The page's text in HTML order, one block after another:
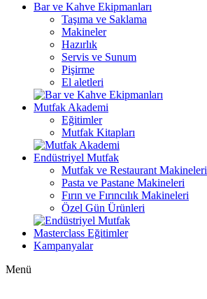
Bar ve Kahve Ekipmanları
Taşıma ve Saklama
Makineler
Hazırlık
Servis ve Sunum
Pişirme
El aletleri
Mutfak Akademi
Eğitimler
Mutfak Kitapları
Endüstriyel Mutfak
Mutfak ve Restaurant Makineleri
Pasta ve Pastane Makineleri
Fırın ve Fırıncılık Makineleri
Özel Gün Ürünleri
Masterclass Eğitimler
Kampanyalar
Menü